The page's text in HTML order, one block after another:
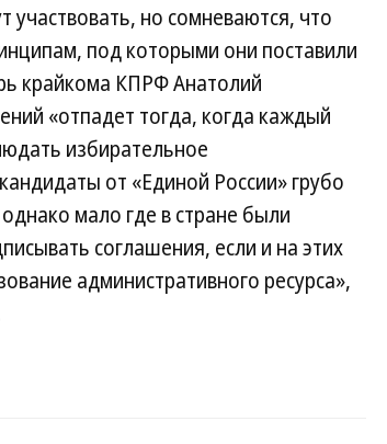
участвовать, но сомневаются, что
под которыми они поставили
крайкома КПРФ Анатолий
«отпадет тогда, когда каждый
избирательное
от «Единой России» грубо
мало где в стране были
соглашения, если и на этих
административного ресурса»,